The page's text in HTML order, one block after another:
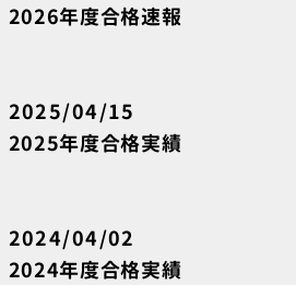
2026年度合格速報
2025年度合格実績
2025/04/15
2024年度合格実績
2024/04/02